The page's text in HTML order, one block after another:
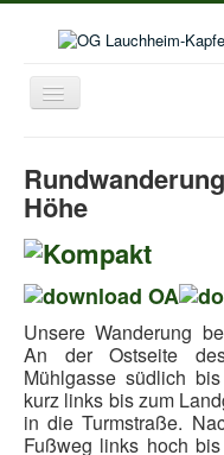
Toggle
Navigation
Aktuelles
Veranstaltungskalender
Selbstwanderungen
Seniorenwanderungen
Lust auf mehr
Höhe
Unsere Wanderung
An der Ostseite
Mühlgasse südlich
kurz links bis zum
in die Turmstraße.
Fußweg links hoch